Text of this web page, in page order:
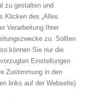
Inanspruchnahmerate bei
kassenärztliche Versorgung
Nr. 13/01. Berlin 2013. URL:
zu gestalten und
Klicken des „Alles
Verarbeitung Ihrer
zu. Sollten
können Sie nur die
Einstellungen
Zustimmung in den
links auf der Webseite)